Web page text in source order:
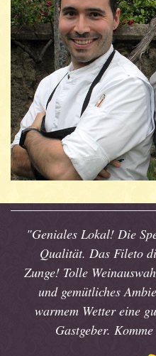
"Geniales Lokal! Die
Qualität. Das Fileto
Zunge! Tolle
und gemütliches
warmem Wetter eine
Gastgeber.